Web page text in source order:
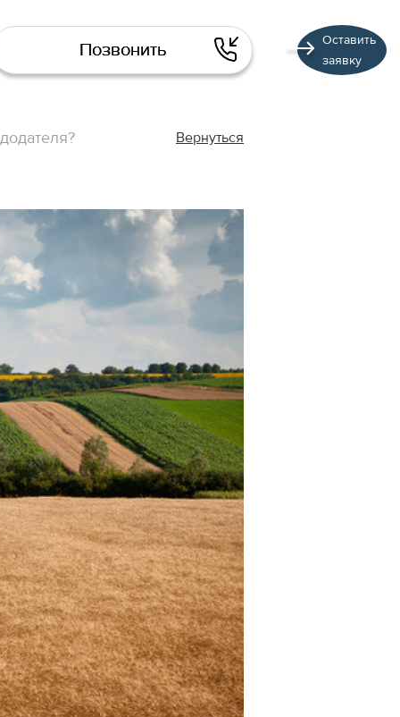
Позвонить
Оставить
заявку
Вернуться